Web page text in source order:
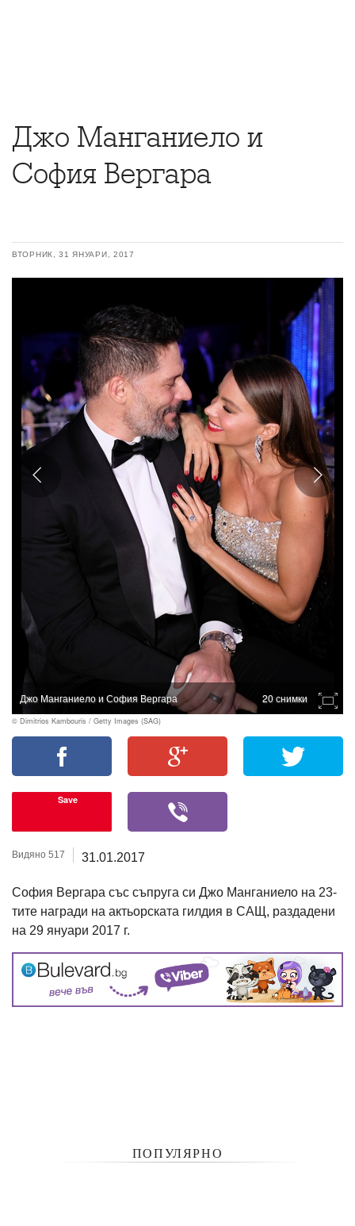
Джо Манганиело и
София Вергара
ВТОРНИК, 31 ЯНУАРИ, 2017
Джо Манганиело и София Вергара 20 снимки
© Dimitrios Kambouris / Getty Images (SAG)
Save
Видяно 517 31.01.2017
София Вергара със съпруга си Джо Манганиело на 23-
тите награди на актьорската гилдия в САЩ, раздадени
на 29 януари 2017 г.
ПОПУЛЯРНО